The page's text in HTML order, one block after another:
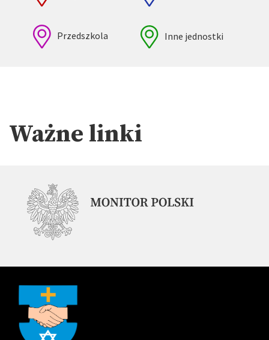
Przedszkola Inne jednostki
Ważne linki